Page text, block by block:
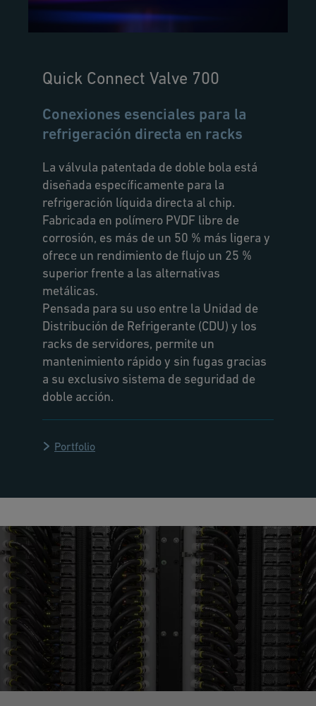
Quick Connect Valve 700
Conexiones esenciales para la
refrigeración directa en racks
La válvula patentada de doble bola está
diseñada específicamente para la
refrigeración líquida directa al chip.
Fabricada en polímero PVDF libre de
corrosión, es más de un 50 % más ligera y
ofrece un rendimiento de flujo un 25 %
superior frente a las alternativas
metálicas.
Pensada para su uso entre la Unidad de
Distribución de Refrigerante (CDU) y los
racks de servidores, permite un
mantenimiento rápido y sin fugas gracias
a su exclusivo sistema de seguridad de
doble acción.
Portfolio